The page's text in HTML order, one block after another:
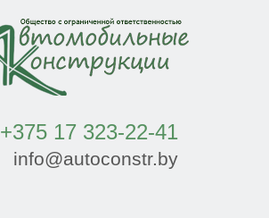
+375 17 323-22-41
info@autoconstr.by